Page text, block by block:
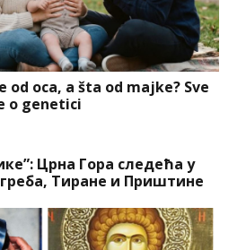
od oca, a šta od majke? Sve
o genetici
Црна Гора следећа у
Тиране и Приштине